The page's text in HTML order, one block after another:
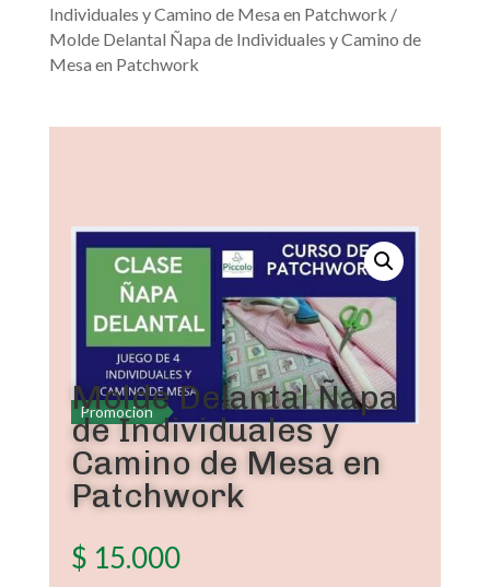
Individuales y Camino de Mesa en Patchwork /
Molde Delantal Ñapa de Individuales y Camino de
Mesa en Patchwork
Promoción
Molde Delantal Ñapa
de Individuales y
Camino de Mesa en
Patchwork
$ 15.000